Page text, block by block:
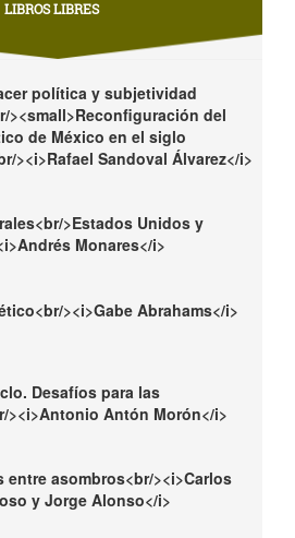
LIBROS LIBRES
política y subjetividad
><small>Reconfiguración del
de México en el siglo
><i>Rafael Sandoval Álvarez</i>
>Estados Unidos y
Monares</i>
><i>Gabe Abrahams</i>
Desafíos para las
><i>Antonio Antón Morón</i>
entre asombros<br/><i>Carlos
y Jorge Alonso</i>